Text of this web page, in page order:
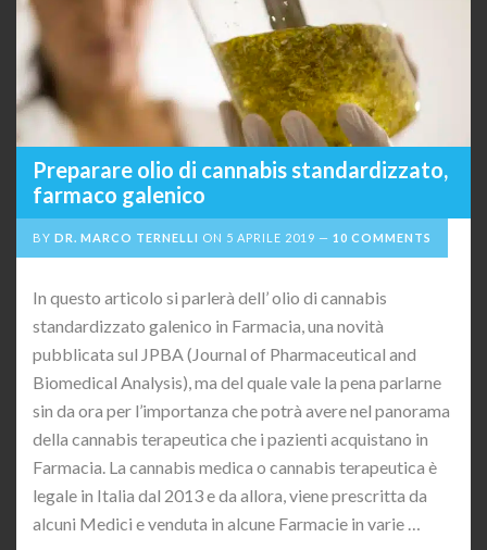
Preparare olio di cannabis standardizzato,
farmaco galenico
BY DR. MARCO TERNELLI ON 5 APRILE 2019 10 COMMENTS
In questo articolo si parlerà dell’ olio di cannabis
standardizzato galenico in Farmacia, una novità
pubblicata sul JPBA (Journal of Pharmaceutical and
Biomedical Analysis), ma del quale vale la pena parlarne
sin da ora per l’importanza che potrà avere nel panorama
della cannabis terapeutica che i pazienti acquistano in
Farmacia. La cannabis medica o cannabis terapeutica è
legale in Italia dal 2013 e da allora, viene prescritta da
alcuni Medici e venduta in alcune Farmacie in varie …